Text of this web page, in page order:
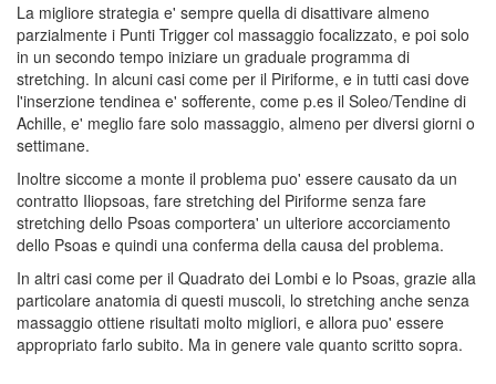
La migliore strategia e' sempre quella di disattivare almeno
parzialmente i Punti Trigger col massaggio focalizzato, e poi solo
in un secondo tempo iniziare un graduale programma di
stretching. In alcuni casi come per il Piriforme, e in tutti casi dove
l'inserzione tendinea e' sofferente, come p.es il Soleo/Tendine di
Achille, e' meglio fare solo massaggio, almeno per diversi giorni o
settimane.
Inoltre siccome a monte il problema puo' essere causato da un
contratto Iliopsoas, fare stretching del Piriforme senza fare
stretching dello Psoas comportera' un ulteriore accorciamento
dello Psoas e quindi una conferma della causa del problema.
In altri casi come per il Quadrato dei Lombi e lo Psoas, grazie alla
particolare anatomia di questi muscoli, lo stretching anche senza
massaggio ottiene risultati molto migliori, e allora puo' essere
appropriato farlo subito. Ma in genere vale quanto scritto sopra.